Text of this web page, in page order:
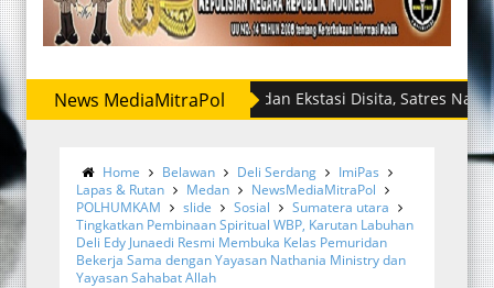
News MediaMitraPolSabu dan Ekstasi Disita, Satres Narkoba
Home Belawan Deli Serdang
ImiPas
Lapas & Rutan
Medan
NewsMediaMitraPol
POLHUMKAM
slide Sosial
Sumatera utara
Tingkatkan Pembinaan Spiritual WBP, Karutan Labuhan
Deli Edy Junaedi Resmi Membuka Kelas Pemuridan
Bekerja Sama dengan Yayasan Nathania Ministry dan
Yayasan Sahabat Allah